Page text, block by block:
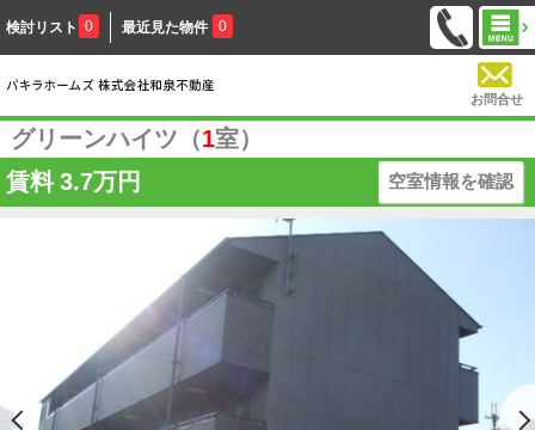
検討リスト 0 最近見た物件 0
お問合せ
グリーンハイツ（1室）
賃料 3.7万円 空室情報を確認